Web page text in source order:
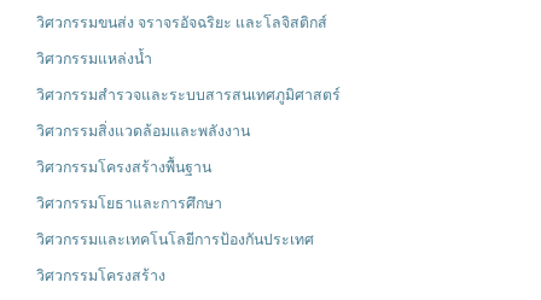
วิศวกรรมขนส่ง จราจรอัจฉริยะ และโลจิสติกส์
วิศวกรรมแหล่งน้ำ
วิศวกรรมสำรวจและระบบสารสนเทศภูมิศาสตร์
วิศวกรรมสิ่งแวดล้อมและพลังงาน
วิศวกรรมโครงสร้างพื้นฐาน
วิศวกรรมโยธาและการศึกษา
วิศวกรรมและเทคโนโลยีการป้องกันประเทศ
วิศวกรรมโครงสร้าง